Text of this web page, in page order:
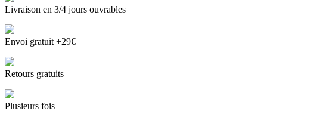
Livraison en 3/4 jours ouvrables
Envoi gratuit +29€
Retours gratuits
Plusieurs fois